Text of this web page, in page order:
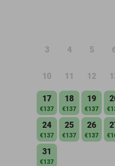
3 4 5
10 11 12
17
€137
18
€137
19
€137
24
€137
25
€137
26
€137
31
€137